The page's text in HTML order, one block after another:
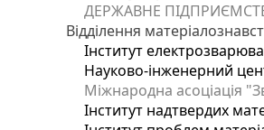
ДЕРЖАВНЕ
Відділення
Інститут
Науково-інженерний
Міжнародна асоціація
Інститут надтвердих